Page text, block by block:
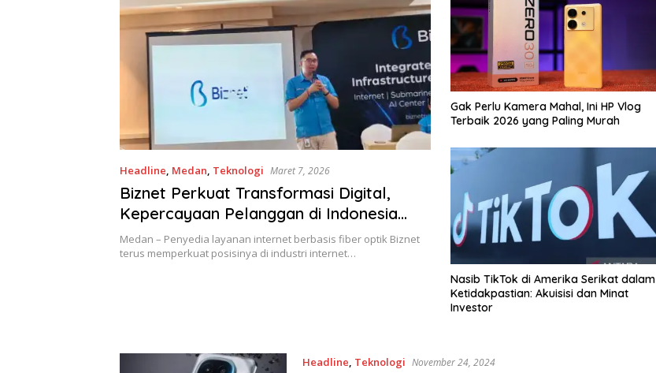
Headline, Medan, Teknologi Maret 7, 2026
Biznet Perkuat Transformasi Digital,
Kepercayaan Pelanggan di Indonesia
Terus Meningkat
Medan – Penyedia layanan internet berbasis fiber optik Biznet
terus memperkuat posisinya di industri internet…
Gak Perlu Kamera Mahal, Ini HP Vlog
Terbaik 2026 yang Paling Murah
Nasib TikTok di Amerika Serikat dalam
Ketidakpastian: Akuisisi dan Minat
Investor
Headline, Teknologi November 24, 2024